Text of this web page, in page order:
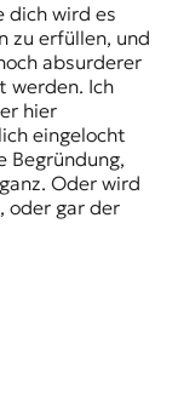
dich wird es
zu erfüllen, und
absurderer
werden. Ich
hier
eingelocht
Begründung,
Oder wird
oder gar der